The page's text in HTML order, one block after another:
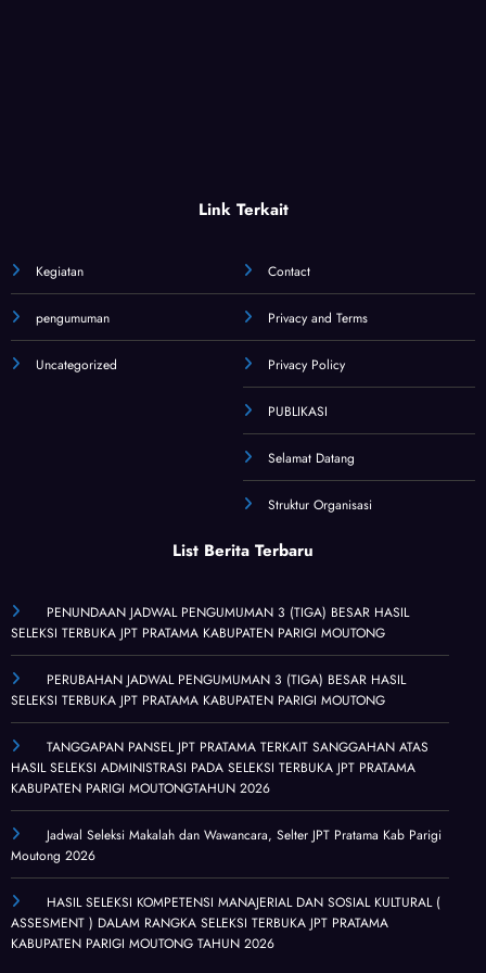
Link Terkait
Kegiatan
pengumuman
Uncategorized
Contact
Privacy and Terms
Privacy Policy
PUBLIKASI
Selamat Datang
Struktur Organisasi
List Berita Terbaru
PENUNDAAN JADWAL PENGUMUMAN 3 (TIGA) BESAR HASIL
SELEKSI TERBUKA JPT PRATAMA KABUPATEN PARIGI MOUTONG
PERUBAHAN JADWAL PENGUMUMAN 3 (TIGA) BESAR HASIL
SELEKSI TERBUKA JPT PRATAMA KABUPATEN PARIGI MOUTONG
TANGGAPAN PANSEL JPT PRATAMA TERKAIT SANGGAHAN ATAS
HASIL SELEKSI ADMINISTRASI PADA SELEKSI TERBUKA JPT PRATAMA
KABUPATEN PARIGI MOUTONGTAHUN 2026
Jadwal Seleksi Makalah dan Wawancara, Selter JPT Pratama Kab Parigi
Moutong 2026
HASIL SELEKSI KOMPETENSI MANAJERIAL DAN SOSIAL KULTURAL (
ASSESMENT ) DALAM RANGKA SELEKSI TERBUKA JPT PRATAMA
KABUPATEN PARIGI MOUTONG TAHUN 2026